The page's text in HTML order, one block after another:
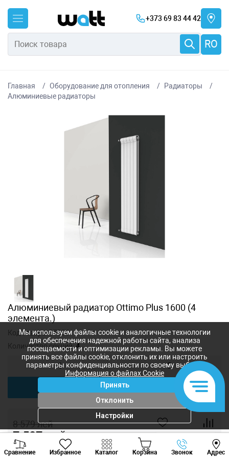
+373 69 83 44 42
RO
Главная Оборудование для отопления
Радиаторы
Алюминиевые радиаторы
Алюминиевый радиатор Ottimo Plus 1600 (4
элемента.)
Код товара:87986
Количество секций:4
1 3
8 579лей
7 507лей
Сравнение Избранное Каталог Корзина Звонок Адрес
Viber Whatsapp
Мы используем файлы cookie и аналогичные технологии
для обеспечения надежной работы сайта, анализа
посещаемости и оптимизации рекламы. Вы можете
принять все файлы cookie, отклонить их или настроить
параметры конфиденциальности по своему выбору.
Информация о файлах Cookie
Принять
Отклонить
Настройки